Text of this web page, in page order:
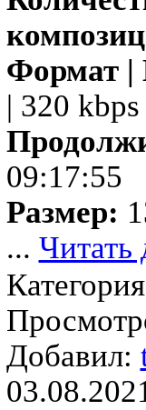
Формат |
| 320 kbps
09:17:55
Размер:
... Читать
Добавил: